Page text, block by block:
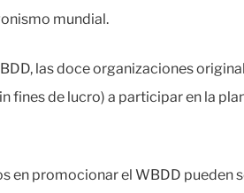
mundial.
las doce organizaciones
fines de lucro) a participar en la
en promocionar el WBDD